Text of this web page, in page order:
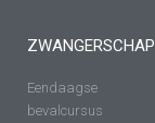
ZWANGERSCHAP
Eendaagse
bevalcursus